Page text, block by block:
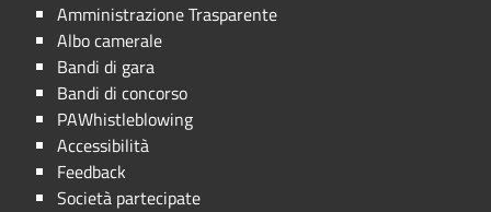
Amministrazione Trasparente
Albo camerale
Bandi di gara
Bandi di concorso
PAWhistleblowing
Accessibilità
Feedback
Società partecipate